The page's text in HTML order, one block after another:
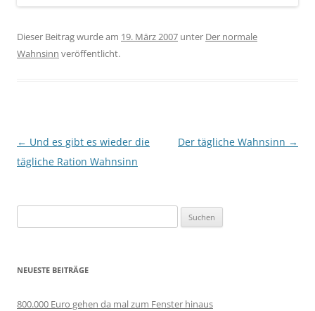
Dieser Beitrag wurde am 19. März 2007 unter Der normale
Wahnsinn veröffentlicht.
Beitragsnavigation
← Und es gibt es wieder die
tägliche Ration Wahnsinn
Der tägliche Wahnsinn →
nach:
NEUESTE BEITRÄGE
800.000 Euro gehen da mal zum Fenster hinaus